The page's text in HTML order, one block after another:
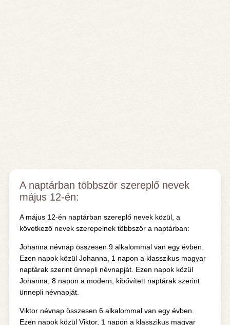
A naptárban többször szereplő nevek
május 12-én:
A május 12-én naptárban szereplő nevek közül, a
következő nevek szerepelnek többször a naptárban:
Johanna névnap összesen 9 alkalommal van egy évben.
Ezen napok közül Johanna, 1 napon a klasszikus magyar
naptárak szerint ünnepli névnapját. Ezen napok közül
Johanna, 8 napon a modern, kibővített naptárak szerint
ünnepli névnapját.
Viktor névnap összesen 6 alkalommal van egy évben.
Ezen napok közül Viktor, 1 napon a klasszikus magyar